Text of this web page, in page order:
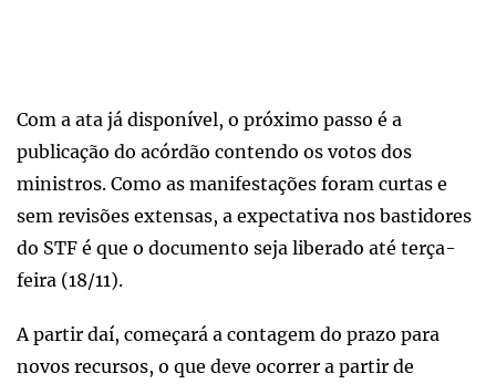
Com a ata já disponível, o próximo passo é a
publicação do acórdão contendo os votos dos
ministros. Como as manifestações foram curtas e
sem revisões extensas, a expectativa nos bastidores
do STF é que o documento seja liberado até terça-
feira (18/11).
A partir daí, começará a contagem do prazo para
novos recursos, o que deve ocorrer a partir de